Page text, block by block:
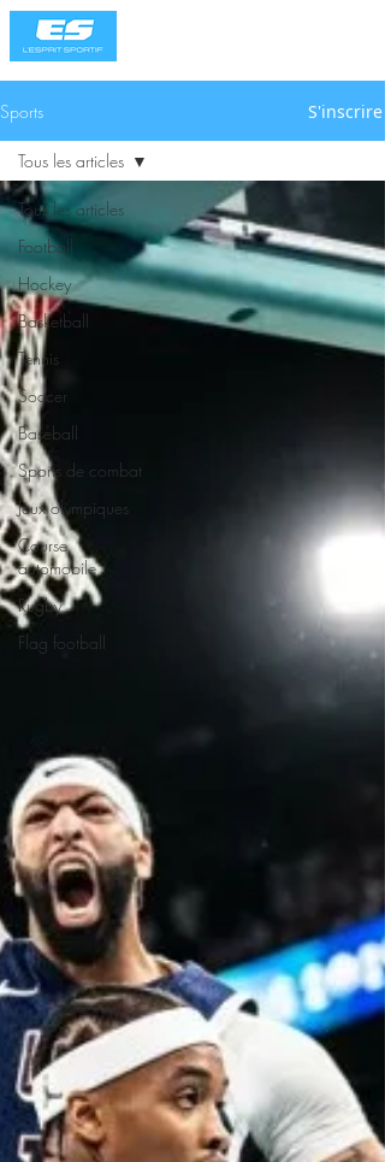
Sports S'inscrire
Tous les articles
Football
Hockey
Basketball
Tennis
Soccer
Baseball
Sports de combat
Jeux olympiques
Course
automobile
Rugby
Flag football
Tous les articles